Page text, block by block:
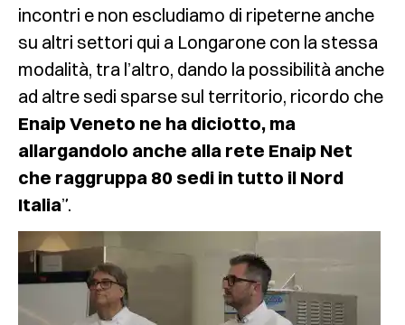
incontri e non escludiamo di ripeterne anche
su altri settori qui a Longarone con la stessa
modalità, tra l’altro, dando la possibilità anche
ad altre sedi sparse sul territorio, ricordo che
Enaip Veneto ne ha diciotto, ma
allargandolo anche alla rete Enaip Net
che raggruppa 80 sedi in tutto il Nord
Italia”.